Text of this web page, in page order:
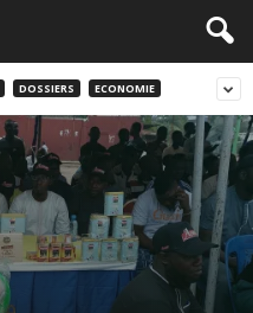
DOSSIERS ECONOMIE